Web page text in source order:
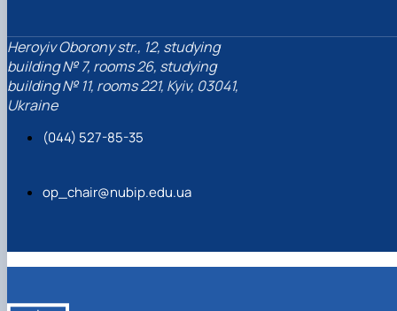
Heroyiv Oborony str., 12, studying
building № 7, rooms 26, studying
building № 11, rooms 221, Kyiv, 03041,
Ukraine
(044) 527-85-35
op_chair@nubip.edu.ua